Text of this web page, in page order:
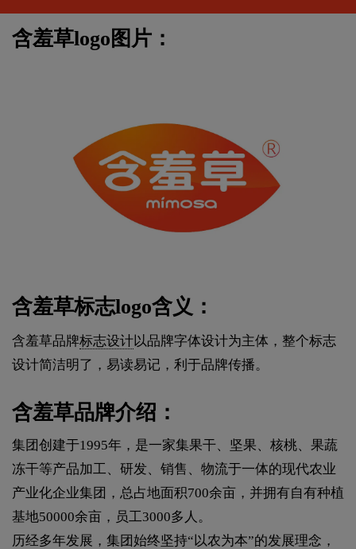
含羞草logo图片：
含羞草标志logo含义：
含羞草品牌标志设计以品牌字体设计为主体，整个标志
设计简洁明了，易读易记，利于品牌传播。
含羞草品牌介绍：
集团创建于1995年，是一家集果干、坚果、核桃、果蔬
冻干等产品加工、研发、销售、物流于一体的现代农业
产业化企业集团，总占地面积700余亩，并拥有自有种植
基地50000余亩，员工3000多人。
历经多年发展，集团始终坚持“以农为本”的发展理念，